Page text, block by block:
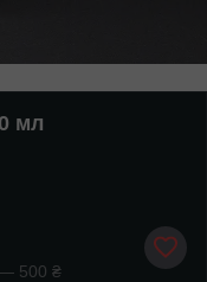
мл
— 500 ₴